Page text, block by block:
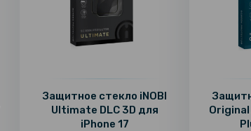
Защитное стекло iNOBI
Ultimate DLC 3D для
iPhone 17
Original